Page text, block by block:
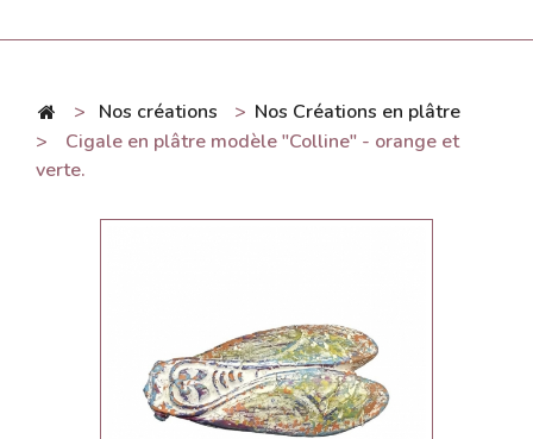
> Nos créations > Nos Créations en plâtre
>
Cigale en plâtre modèle "Colline" - orange et
verte.